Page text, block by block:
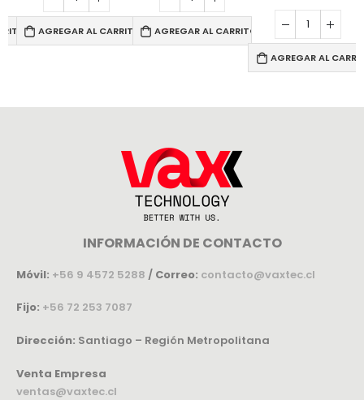
AGREGAR AL CARRITO AGREGAR AL CARRITO
AGREGAR AL
INFORMACIÓN DE CONTACTO
Móvil: +56 9 4572 5288 / Correo: contacto@vaxtec.cl
Fijo: +56 72 253 7087
Dirección: Santiago – Región Metropolitana
Venta Empresa
ventas@vaxtec.cl